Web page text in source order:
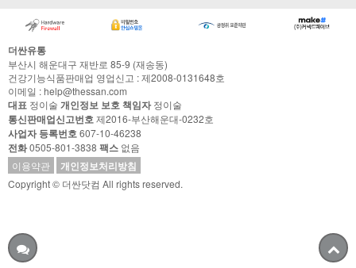
더싼유통
부산시 해운대구 재반로 85-9 (재송동)
건강기능식품판매업 영업신고 : 제2008-0131648호
이메일 : help@thessan.com
대표 정이술 개인정보 보호 책임자정이술
통신판매업신고번호제2016-부산해운대-0232호
사업자 등록번호607-10-46238
전화0505-801-3838 팩스 없음
이용약관
개인정보처리방침
Copyright © 더싼닷컴 All rights reserved.